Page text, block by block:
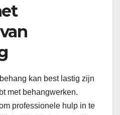
kan best lastig zijn
met behangwerken.
professionele hulp in te